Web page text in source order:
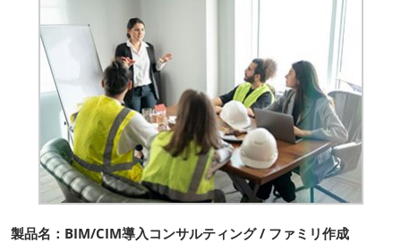
製品名：BIM/CIM導入コンサルティング / ファミリ作成